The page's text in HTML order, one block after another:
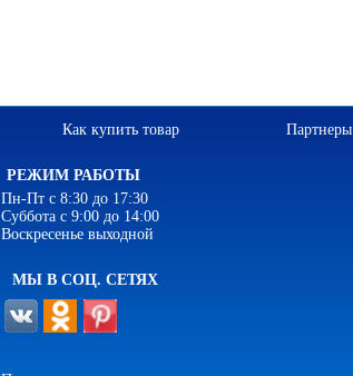
Как купить товар Партнеры
РЕЖИМ РАБОТЫ
Пн-Пт с 8:30 до 17:30
Суббота с 9:00 до 14:00
Воскресенье выходной
МЫ В СОЦ. СЕТЯХ